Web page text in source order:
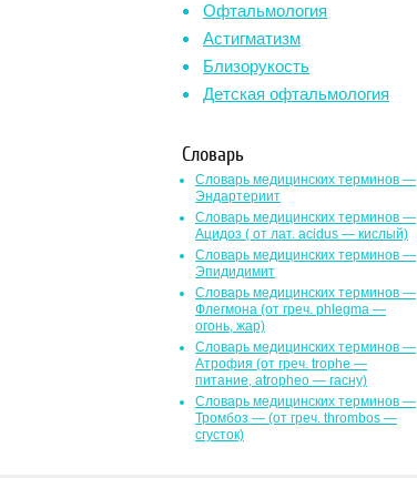
Офтальмология
Астигматизм
Близорукость
Детская офтальмология
Словарь
Словарь медицинских терминов —
Эндартериит
Словарь медицинских терминов —
Ацидоз ( от лат. асidus — кислый)
Словарь медицинских терминов —
Эпидидимит
Словарь медицинских терминов —
Флегмона (от гpeч. phlegma —
огонь, жар)
Словарь медицинских терминов —
Атрофия (от греч. trophe —
питание, atropheo — гасну)
Словарь медицинских терминов —
Тромбоз — (от греч. thrombos —
сгусток)